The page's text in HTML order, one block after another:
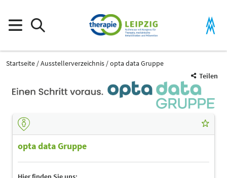
Startseite Ausstellerverzeichnis
opta data Gruppe
Teilen
opta data Gruppe